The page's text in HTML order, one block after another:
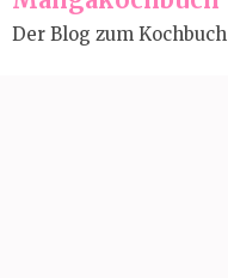
Der Blog zum Kochbuch